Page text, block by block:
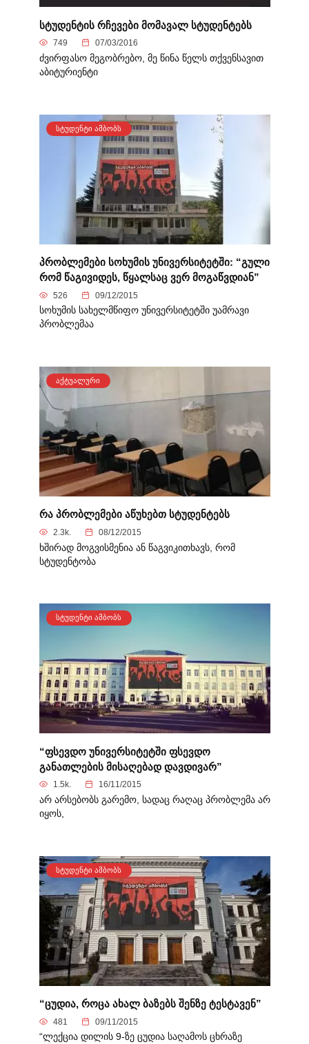
სტუდენტის რჩევები მომავალ სტუდენტებს
749 07/03/2016
ძვირფასო მეგობრებო, მე წინა წელს თქვენსავით
აბიტურიენტი
ᲡᲢᲣᲓᲔᲜᲢᲘ ᲐᲛᲑᲝᲑᲡ
პრობლემები სოხუმის უნივერსიტეტში: “გული
რომ წაგივიდეს, წყალსაც ვერ მოგაწვდიან”
526 09/12/2015
სოხუმის სახელმწიფო უნივერსიტეტში უამრავი
პრობლემაა
ᲐᲥᲢᲣᲐᲚᲣᲠᲘ
რა პრობლემები აწუხებთ სტუდენტებს
2.3k. 08/12/2015
ხშირად მოგვისმენია ან წაგვიკითხავს, რომ
სტუდენტობა
ᲡᲢᲣᲓᲔᲜᲢᲘ ᲐᲛᲑᲝᲑᲡ
“ფსევდო უნივერსიტეტში ფსევდო
განათლების მისაღებად დავდივარ”
1.5k. 16/11/2015
არ არსებობს გარემო, სადაც რაღაც პრობლემა არ
იყოს,
ᲡᲢᲣᲓᲔᲜᲢᲘ ᲐᲛᲑᲝᲑᲡ
“ცუდია, როცა ახალ ბაზებს შენზე ტესტავენ”
481 09/11/2015
“ლექცია დილის 9-ზე ცუდია საღამოს ცხრაზე